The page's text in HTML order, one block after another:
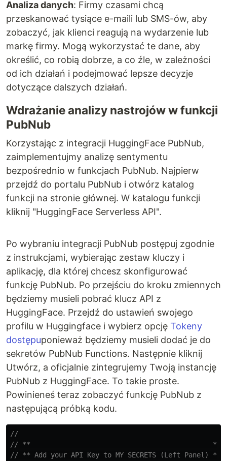
Analiza danych: Firmy czasami chcą
przeskanować tysiące e-maili lub SMS-ów, aby
zobaczyć, jak klienci reagują na wydarzenie lub
markę firmy. Mogą wykorzystać te dane, aby
określić, co robią dobrze, a co źle, w zależności
od ich działań i podejmować lepsze decyzje
dotyczące dalszych działań.
Wdrażanie analizy nastrojów w funkcji
PubNub
Korzystając z integracji HuggingFace PubNub,
zaimplementujmy analizę sentymentu
bezpośrednio w funkcjach PubNub. Najpierw
przejdź do portalu PubNub i otwórz katalog
funkcji na stronie głównej. W katalogu funkcji
kliknij "HuggingFace Serverless API".
Po wybraniu integracji PubNub postępuj zgodnie
z instrukcjami, wybierając zestaw kluczy i
aplikację, dla której chcesz skonfigurować
funkcję PubNub. Po przejściu do kroku zmiennych
będziemy musieli pobrać klucz API z
HuggingFace. Przejdź do ustawień swojego
profilu w Huggingface i wybierz opcję Tokeny
dostępuponieważ będziemy musieli dodać je do
sekretów PubNub Functions. Następnie kliknij
Utwórz, a oficjalnie zintegrujemy Twoją instancję
PubNub z HuggingFace. To takie proste.
Powinieneś teraz zobaczyć funkcję PubNub z
następującą próbką kodu.
//
// **                                             **
// ** Add your API Key to MY SECRETS (Left Panel) **